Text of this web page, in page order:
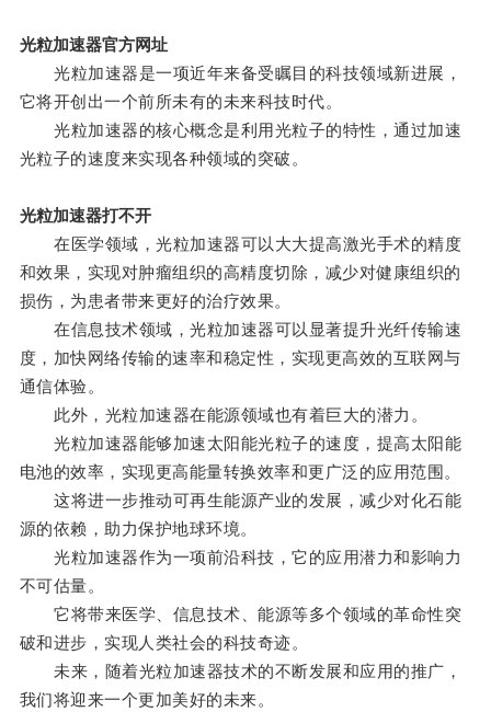
光粒加速器官方网址
光粒加速器是一项近年来备受瞩目的科技领域新进展，
它将开创出一个前所未有的未来科技时代。
光粒加速器的核心概念是利用光粒子的特性，通过加速
光粒子的速度来实现各种领域的突破。
光粒加速器打不开
在医学领域，光粒加速器可以大大提高激光手术的精度
和效果，实现对肿瘤组织的高精度切除，减少对健康组织的
损伤，为患者带来更好的治疗效果。
在信息技术领域，光粒加速器可以显著提升光纤传输速
度，加快网络传输的速率和稳定性，实现更高效的互联网与
通信体验。
此外，光粒加速器在能源领域也有着巨大的潜力。
光粒加速器能够加速太阳能光粒子的速度，提高太阳能
电池的效率，实现更高能量转换效率和更广泛的应用范围。
这将进一步推动可再生能源产业的发展，减少对化石能
源的依赖，助力保护地球环境。
光粒加速器作为一项前沿科技，它的应用潜力和影响力
不可估量。
它将带来医学、信息技术、能源等多个领域的革命性突
破和进步，实现人类社会的科技奇迹。
未来，随着光粒加速器技术的不断发展和应用的推广，
我们将迎来一个更加美好的未来。